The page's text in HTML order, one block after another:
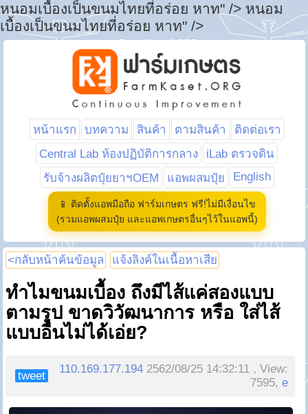
หนอมเบื้องเป็นขนมไทยที่อร่อย หาท" /> หนอม
เบื้องเป็นขนมไทยที่อร่อย หาท" />
หน้าแรก บทความ สินค้า ตามสินค้า
ติดต่อเรา
Central Lab ห้องปฏิบัติการกลาง
iLab ตรวจดิน
รับจ้างผลิตปุ๋ยยาฯOEM
แอพผสมปุ๋ย English
📱 ติดตั้งแอพมือถือ ฟาร์มเกษตร ฟรี!ไม่มีเงื่อนไข
(รวมแอพผสมปุ๋ย และแอพเกษตรอื่นๆไว้ในแอพนี้)
<กลับหน้าค้นข้อมูล แจ้งลิงค์ในเนื้อหาเสีย
ทำไมขนมเบื้อง ถึงมีไส้แค่สองแบบ
ตามรูป ขาดวิวัฒนาการ หรือ ใส่ไส้
แบบอื่นไม่ได้เอ่ย?
tweet
110.169.177.194 2562/08/25 14:32:11 , View:
7595,e